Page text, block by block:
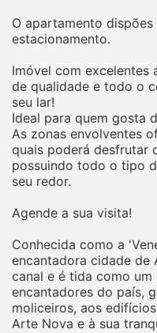
O apartamento
estacionamento.
Imóvel com excelentes
de qualidade e todo o
seu lar!
Ideal para quem gosta
As zonas envolventes
quais poderá desfrutar
possuindo todo o tipo
seu redor.
Agende a sua visita!
Conhecida como a
encantadora cidade de
canal e é tida como
encantadores do país,
moliceiros, aos
Arte Nova e à sua